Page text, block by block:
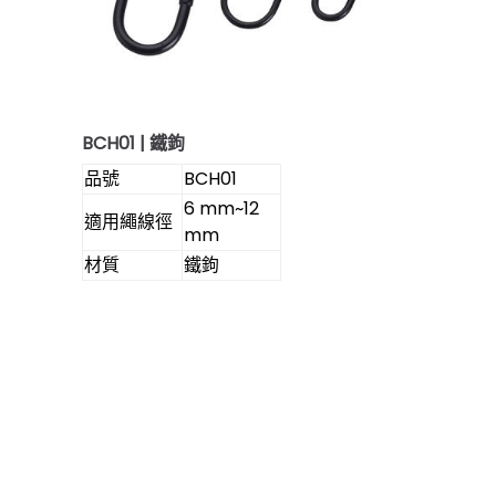
BCH01 | 鐵鉤
品號
BCH01
適用繩線徑
6 mm~12
mm
材質
鐵鉤